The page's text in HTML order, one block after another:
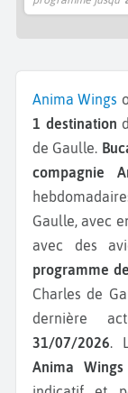
Anima Wings
1 destination
de Gaulle.
compagnie
Gaulle, avec
avec des
programme
Charles de
dernière
31/07/2026 .
Anima